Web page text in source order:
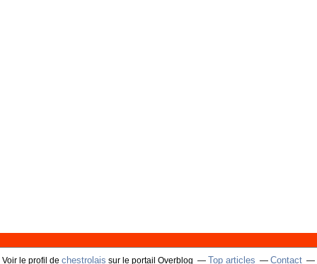
Voir le profil de chestrolais sur le portail Overblog Top articles Contact